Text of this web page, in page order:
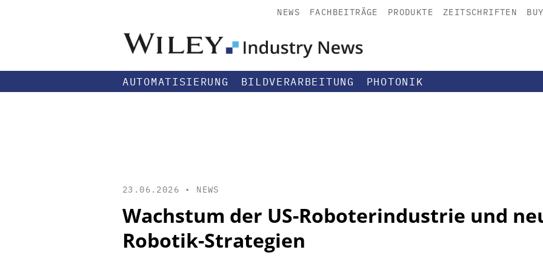
NEWS FACHBEITRÄGE PRODUKTE ZEITSCHRIFTEN
AUTOMATISIERUNG BILDVERARBEITUNG PHOTONIK
23.06.2026 • NEWS
Wachstum der US-Roboterindustrie und
Robotik-Strategien